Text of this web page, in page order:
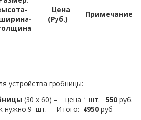
ширина-
Цена
(Руб.)
Примечание
устройства гробницы:
(30 х 60) – цена 1 шт. 550 руб.
нужно 9 шт. Итого: 4950 руб.